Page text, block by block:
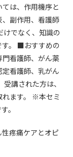
ような内容を
びとなりまし
考え方でよい
れば知りたか
は、作用機序と
副作用、看護師
けでなく、知識の
す。 ■おすすめの
看護師、がん薬
看護師、乳がん
講された方は、
れます。 ※本セミ
。
性疼痛ケアとオピ